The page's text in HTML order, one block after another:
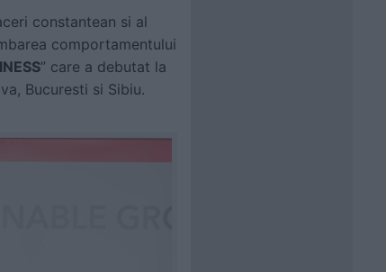
constantean si al
comportamentului
” care a debutat la
Bucuresti si Sibiu.